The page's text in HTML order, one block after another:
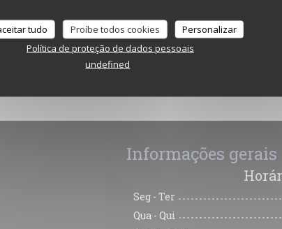
tudo Proíbe todos cookies
Personalizar
Política de proteção de dados pessoais
undefined
Informações gerais
Seg - Ter
Qua - Qui